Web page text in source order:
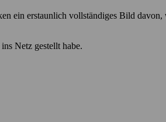
ein erstaunlich vollständiges Bild
Netz gestellt habe.